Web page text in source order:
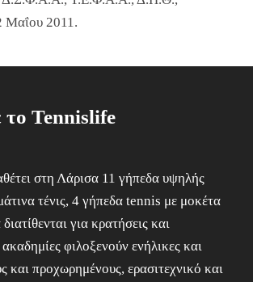
Μαΐου 2011.
το Tennislife
στη Λάρισα 11 γήπεδα υψηλής
τένις, 4 γήπεδα tennis με μοκέτα
για κρατήσεις και
φιλοξενούν ενήλικες και
και προχωρημένους, ερασιτεχνικό και